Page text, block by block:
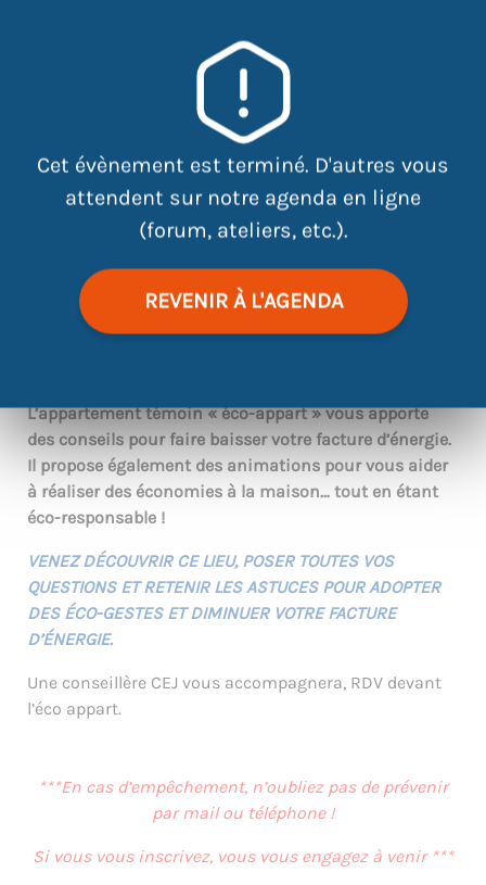
Cet évènement est terminé. D'autres vous
attendent sur notre agenda en ligne
(forum, ateliers, etc.).
REVENIR À L'AGENDA
Leaflet |©OpenStreetMap
L’appartement témoin « éco-appart » vous apporte
des conseils pour faire baisser votre facture d’énergie.
Il propose également des animations pour vous aider
à réaliser des économies à la maison… tout en étant
éco-responsable !
VENEZ DÉCOUVRIR CE LIEU, POSER TOUTES VOS
QUESTIONS ET RETENIR LES ASTUCES POUR ADOPTER
DES ÉCO-GESTES ET DIMINUER VOTRE FACTURE
D’ÉNERGIE.
Une conseillère CEJ vous accompagnera, RDV devant
l’éco appart.
***En cas d’empêchement, n’oubliez pas de prévenir
par mail ou téléphone !
Si vous vous inscrivez, vous vous engagez à venir ***